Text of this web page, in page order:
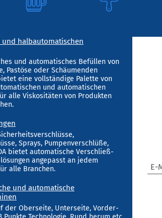
halbautomatischen
und automatisches Befüllen von
Pastöse oder Schäumenden
eine vollständige Palette von
und automatischen
alle Viskositäten von Produkten
Sprays, Pumpenverschlüße,
bietet automatische Verschließ-
angepasst an jedem
alle Branchen.
und automatische
der Oberseite, Unterseite, Vorder-
E-